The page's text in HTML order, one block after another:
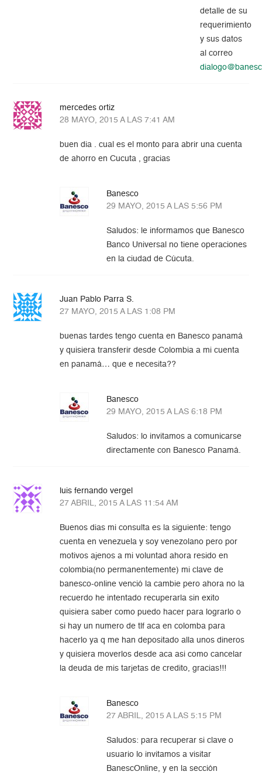
detalle de su
requerimiento
y sus datos
al correo
mercedes ortiz
28 MAYO, 2015 A LAS 7:41 AM
buen dia . cual es el monto para abrir una cuenta
de ahorro en Cucuta , gracias
Banesco
29 MAYO, 2015 A LAS 5:56 PM
Saludos: le informamos que Banesco
Banco Universal no tiene operaciones
en la ciudad de Cúcuta.
Juan Pablo Parra S.
27 MAYO, 2015 A LAS 1:08 PM
buenas tardes tengo cuenta en Banesco panamá
y quisiera transferir desde Colombia a mi cuenta
en panamá… que e necesita??
Banesco
29 MAYO, 2015 A LAS 6:18 PM
Saludos: lo invitamos a comunicarse
directamente con Banesco Panamá.
luis fernando vergel
27 ABRIL, 2015 A LAS 11:54 AM
Buenos dias mi consulta es la siguiente: tengo
cuenta en venezuela y soy venezolano pero por
motivos ajenos a mi voluntad ahora resido en
colombia(no permanentemente) mi clave de
banesco-online venció la cambie pero ahora no la
recuerdo he intentado recuperarla sin exito
quisiera saber como puedo hacer para lograrlo o
si hay un numero de tlf aca en colomba para
hacerlo ya q me han depositado alla unos dineros
y quisiera moverlos desde aca asi como cancelar
la deuda de mis tarjetas de credito, gracias!!!
Banesco
27 ABRIL, 2015 A LAS 5:15 PM
Saludos: para recuperar si clave o
usuario lo invitamos a visitar
BanescOnline, y en la sección